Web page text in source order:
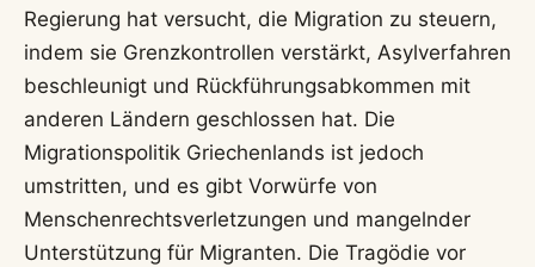
Regierung hat versucht, die Migration zu steuern,
indem sie Grenzkontrollen verstärkt, Asylverfahren
beschleunigt und Rückführungsabkommen mit
anderen Ländern geschlossen hat. Die
Migrationspolitik Griechenlands ist jedoch
umstritten, und es gibt Vorwürfe von
Menschenrechtsverletzungen und mangelnder
Unterstützung für Migranten. Die Tragödie vor